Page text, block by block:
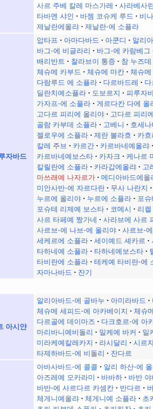
사르 주베 칼레 마스가레
사라베사린
타바멘 샤인
바젬 코슈케 루드 비나
제날란에올랴
제날란-에 소플라
자바드
압타프 아마다바드 아쿤디 알리
바그-에 비글라리
바그-에 카람베그
배리반트
찰라브이 통증 참 누즈데
체슈메 카부드
체슈메 마칸 체슈메
다람루드 에 소플라
다르바드레
딜란치예소플라
도보르지 피루자
가자프-에 소플라
게르다칸 다에 올
고다르 피리에 올리야
고다르 피리
골람 카부데 소플라
고베니 호세
젤로우에 소플라
제란 볼라흐 카
칼레 주브
카르간 카르바네예올랴
카르바네예보스타
카자크 케나르
칼릴란에 소플라
카라갑에올랴 고
마쓰래예 나자르가
메디아바드에올
미안사반-에 자르다란
무사 나란지
누르에 올리야
누르에 소플라
포
포슈테 리제예 보스타
코메시 리켈
사르 타페예 짱가네
사라브에 사르
사르브-에 나브-에 올리야
사르브-
세케르에 소플라
세이예드 셰카르
타하네예 소플라
타하네예보스타
타비란에 소플라
테케예 타비란-에
자마나바드
잔기
아시얀
알리아바드-에 골바누 아미라바드
체슈메 세피드-에 아카베이지
체슈
다르골에 데이마즈
다크호르-에 아
마리바니예비돌리
밀케예 바커 밀
미라케예칼레카지
라시달리 시르
타제하바드-에 비돌리
잔다르
아바사바드-에 콜콜
알리 하산-에
아즈레예 모카라미
바바하
바반
바반-에 사르다르 카셈칸
반다르
체게니예올랴
체게니예 소플라 초